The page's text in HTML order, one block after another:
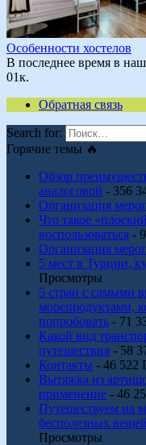
Особенности хостелов
В последнее время в
01к.
Обратная связь
Search for:
Горячие темы 🔥
Обзор
аналоговой - 356
Организация
Что такое
воспользоваться -
Организация
5 мест в Турции,
Просмотры
5 стран с самыми
морепродуктами,
попробовать - 71
Какой вид
путешествия - 58
Контакты - 46 522
Вытяжка из
применение - 46
Путешествуем на
бесполезных
Просмотры